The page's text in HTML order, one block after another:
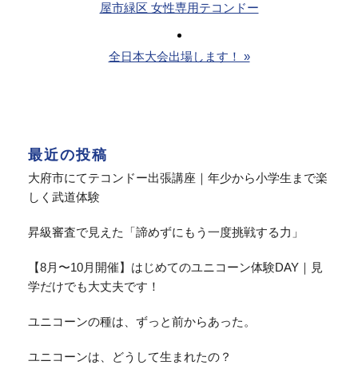
屋市緑区 女性専用テコンドー
全日本大会出場します！ »
最近の投稿
大府市にてテコンドー出張講座｜年少から小学生まで楽
しく武道体験
昇級審査で見えた「諦めずにもう一度挑戦する力」
【8月〜10月開催】はじめてのユニコーン体験DAY｜見
学だけでも大丈夫です！
ユニコーンの種は、ずっと前からあった。
ユニコーンは、どうして生まれたの？